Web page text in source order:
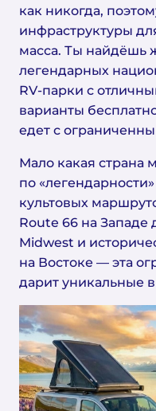
как никогда,
инфраструктуры
масса. Ты найдёшь
легендарных
RV-парки с
варианты
едет с
Мало какая страна
по
культовых
Route 66 на
Midwest и
на Востоке — эта
дарит уникальные